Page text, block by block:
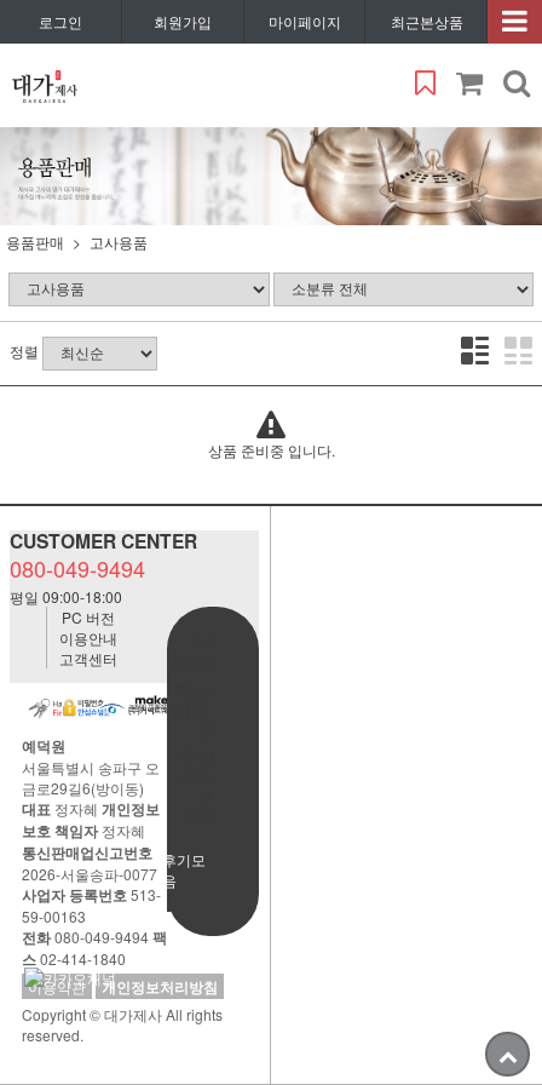
로그인 회원가입 마이페이지 최근본상품
용품판매 고사용품
정렬
상품 준비중 입니다.
CUSTOMER CENTER
080-049-9494
평일 09:00-18:00
사용후기모
음
PC 버전
이용안내
고객센터
예덕원
서울특별시 송파구 오
금로29길6(방이동)
대표 정자혜 개인정보
보호 책임자정자혜
통신판매업신고번호
2026-서울송파-0077
사업자 등록번호513-
59-00163
전화080-049-9494팩
스02-414-1840
이용약관
개인정보처리방침
Copyright © 대가제사 All rights
reserved.